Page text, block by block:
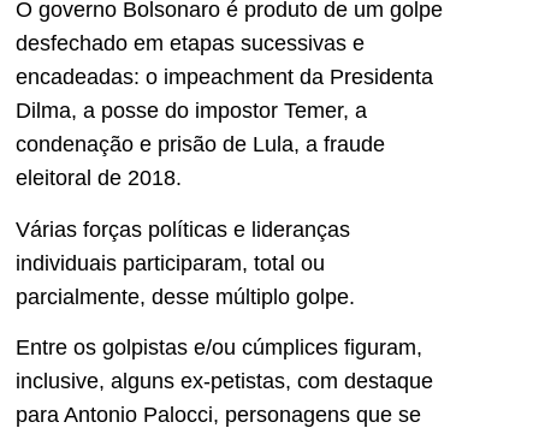
O governo Bolsonaro é produto de um golpe
desfechado em etapas sucessivas e
encadeadas: o impeachment da Presidenta
Dilma, a posse do impostor Temer, a
condenação e prisão de Lula, a fraude
eleitoral de 2018.
Várias forças políticas e lideranças
individuais participaram, total ou
parcialmente, desse múltiplo golpe.
Entre os golpistas e/ou cúmplices figuram,
inclusive, alguns ex-petistas, com destaque
para Antonio Palocci, personagens que se